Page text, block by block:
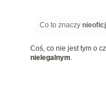
Co to znaczy
Coś, co nie jest tym o
nielegalnym.